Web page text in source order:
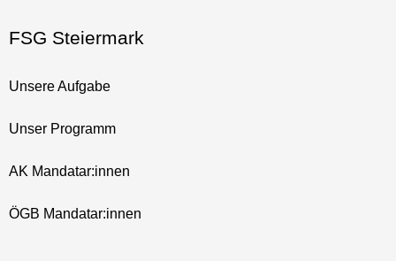
FSG Steiermark
Unsere Aufgabe
Unser Programm
AK Mandatar:innen
ÖGB Mandatar:innen